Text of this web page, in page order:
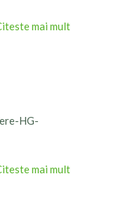
mai mult
HG-
mai mult